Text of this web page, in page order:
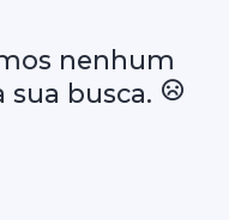
nenhum
sua busca.